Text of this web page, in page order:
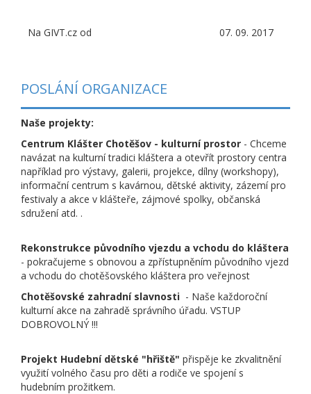
Na GIVT.cz od 07. 09. 2017
POSLÁNÍ ORGANIZACE
Naše projekty:
Centrum Klášter Chotěšov - kulturní prostor - Chceme
navázat na kulturní tradici kláštera a otevřít prostory centra
například pro výstavy, galerii, projekce, dílny (workshopy),
informační centrum s kavárnou, dětské aktivity, zázemí pro
festivaly a akce v klášteře, zájmové spolky, občanská
sdružení atd. .
Rekonstrukce původního vjezdu a vchodu do kláštera
- pokračujeme s obnovou a zpřístupněním původního vjezd
a vchodu do chotěšovského kláštera pro veřejnost
Chotěšovské zahradní slavnosti - Naše každoroční
kulturní akce na zahradě správního úřadu. VSTUP
DOBROVOLNÝ !!!
Projekt Hudební dětské "hřiště" přispěje ke zkvalitnění
využití volného času pro děti a rodiče ve spojení s
hudebním prožitkem.